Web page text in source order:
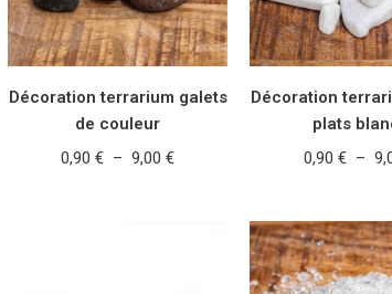
Décoration terrarium galets
de couleur
0,90€ – 9,00€
Décoration
plats
0,90 € –